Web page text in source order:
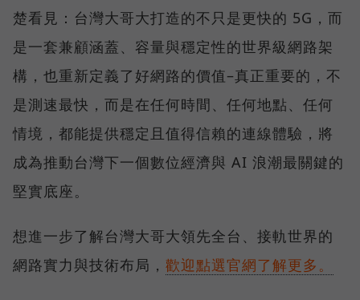
楚看見：台灣大哥大打造的不只是更快的 5G，而
是一套兼顧涵蓋、容量與穩定性的世界級網路架
構，也重新定義了好網路的價值–真正重要的，不
是測速最快，而是在任何時間、任何地點、任何
情境，都能提供穩定且值得信賴的連線體驗，將
成為推動台灣下一個數位經濟與 AI 浪潮最關鍵的
堅實底座。
想進一步了解台灣大哥大領先全台、接軌世界的
網路實力與技術布局， 歡迎點選官網了解更多。